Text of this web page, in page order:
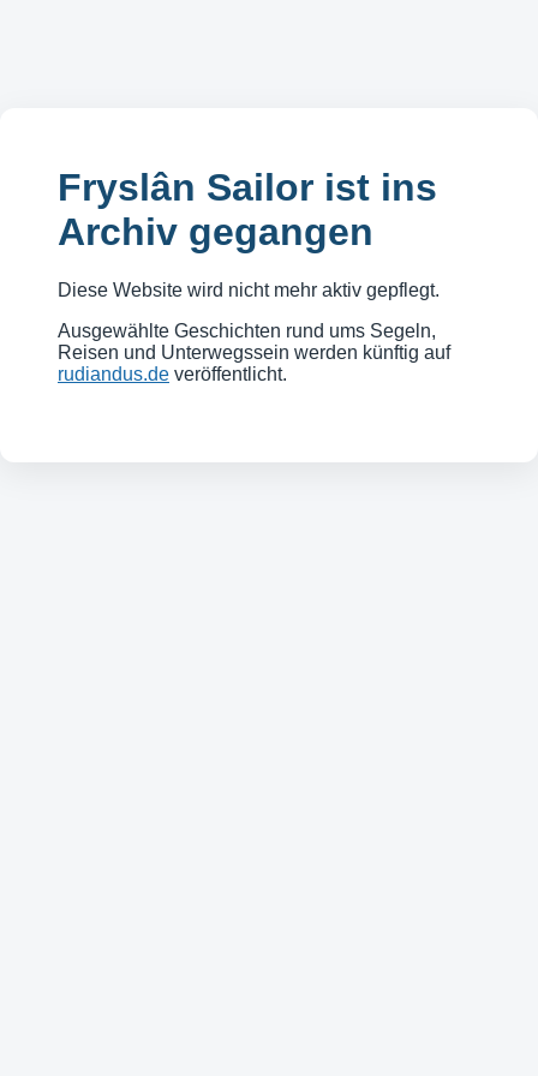
Fryslân Sailor ist ins
Archiv gegangen
Diese Website wird nicht mehr aktiv gepflegt.
Ausgewählte Geschichten rund ums Segeln,
Reisen und Unterwegssein werden künftig auf
rudiandus.de veröffentlicht.